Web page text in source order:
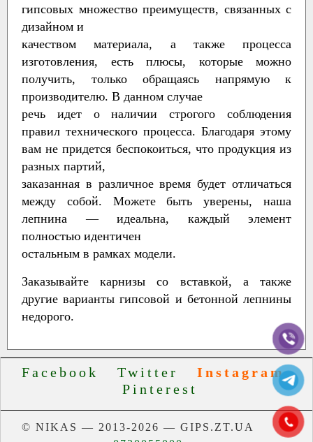
гипсовых множество преимуществ, связанных с
дизайном и
качеством материала, а также процесса
изготовления, есть плюсы, которые можно
получить, только обращаясь напрямую к
производителю. В данном случае
речь идет о наличии строгого соблюдения
правил технического процесса. Благодаря этому
вам не придется беспокоиться, что продукция из
разных партий,
заказанная в различное время будет отличаться
между собой. Можете быть уверены, наша
лепнина — идеальна, каждый элемент
полностью идентичен
остальным в рамках модели.
Заказывайте карнизы со вставкой, а также
другие варианты гипсовой и бетонной лепнины
недорого.
Facebook Twitter
Instagram
Pinterest
© NIKAS — 2013-2026 — GIPS.ZT.UA